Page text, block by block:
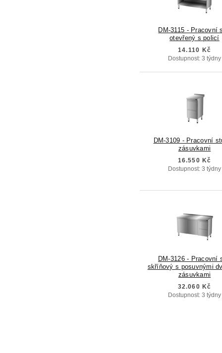
DM-3115 - Pracovní
otevřený s policí
14.110 Kč
Dostupnost: 3 týdny
DM-3109 - Pracovní
zásuvkami
16.550 Kč
Dostupnost: 3 týdny
DM-3126 - Pracovní
skříňový s posuvnými
zásuvkami
32.060 Kč
Dostupnost: 3 týdny